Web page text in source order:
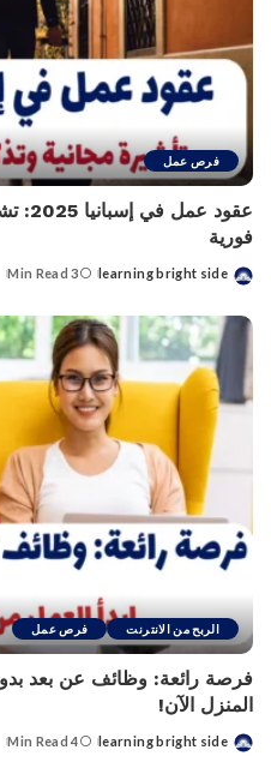
فرص عمل
عقود
فورية
Posted
learning bright side
3 Min Read
الربح من الانترنت فرص عمل
فرصة رائعة: وظائف عن بعد
المنزل الآن!
Posted
learning bright side
4 Min Read